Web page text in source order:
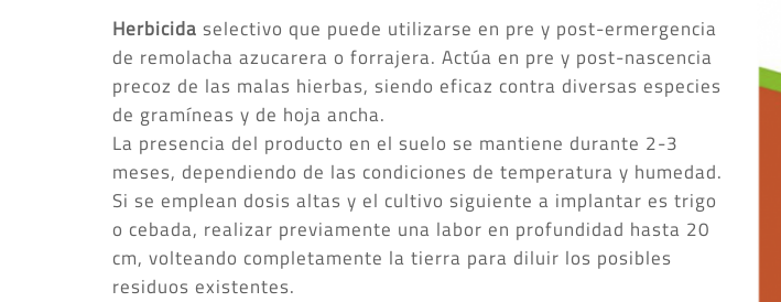
Herbicida selectivo que puede utilizarse en pre y post-ermergencia
de remolacha azucarera o forrajera. Actúa en pre y post-nascencia
precoz de las malas hierbas, siendo eficaz contra diversas especies
de gramíneas y de hoja ancha.
La presencia del producto en el suelo se mantiene durante 2-3
meses, dependiendo de las condiciones de temperatura y humedad.
Si se emplean dosis altas y el cultivo siguiente a implantar es trigo
o cebada, realizar previamente una labor en profundidad hasta 20
cm, volteando completamente la tierra para diluir los posibles
residuos existentes.